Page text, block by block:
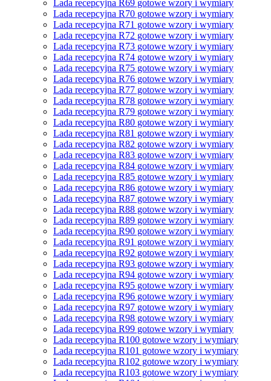
Lada recepcyjna R69 gotowe wzory i wymiary
Lada recepcyjna R70 gotowe wzory i wymiary
Lada recepcyjna R71 gotowe wzory i wymiary
Lada recepcyjna R72 gotowe wzory i wymiary
Lada recepcyjna R73 gotowe wzory i wymiary
Lada recepcyjna R74 gotowe wzory i wymiary
Lada recepcyjna R75 gotowe wzory i wymiary
Lada recepcyjna R76 gotowe wzory i wymiary
Lada recepcyjna R77 gotowe wzory i wymiary
Lada recepcyjna R78 gotowe wzory i wymiary
Lada recepcyjna R79 gotowe wzory i wymiary
Lada recepcyjna R80 gotowe wzory i wymiary
Lada recepcyjna R81 gotowe wzory i wymiary
Lada recepcyjna R82 gotowe wzory i wymiary
Lada recepcyjna R83 gotowe wzory i wymiary
Lada recepcyjna R84 gotowe wzory i wymiary
Lada recepcyjna R85 gotowe wzory i wymiary
Lada recepcyjna R86 gotowe wzory i wymiary
Lada recepcyjna R87 gotowe wzory i wymiary
Lada recepcyjna R88 gotowe wzory i wymiary
Lada recepcyjna R89 gotowe wzory i wymiary
Lada recepcyjna R90 gotowe wzory i wymiary
Lada recepcyjna R91 gotowe wzory i wymiary
Lada recepcyjna R92 gotowe wzory i wymiary
Lada recepcyjna R93 gotowe wzory i wymiary
Lada recepcyjna R94 gotowe wzory i wymiary
Lada recepcyjna R95 gotowe wzory i wymiary
Lada recepcyjna R96 gotowe wzory i wymiary
Lada recepcyjna R97 gotowe wzory i wymiary
Lada recepcyjna R98 gotowe wzory i wymiary
Lada recepcyjna R99 gotowe wzory i wymiary
Lada recepcyjna R100 gotowe wzory i wymiary
Lada recepcyjna R101 gotowe wzory i wymiary
Lada recepcyjna R102 gotowe wzory i wymiary
Lada recepcyjna R103 gotowe wzory i wymiary